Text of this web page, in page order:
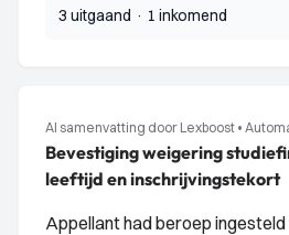
3 uitgaand · 1 inkomend
AI samenvatting door Lexboost •
Bevestiging weigering
leeftijd en inschrijvingstekort
Appellant had beroep